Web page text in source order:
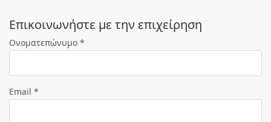
Eπικοινωνήστε με την επιχείρηση
Ονοματεπώνυμο *
Email *